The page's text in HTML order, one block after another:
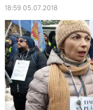
18:59 05.07.2018